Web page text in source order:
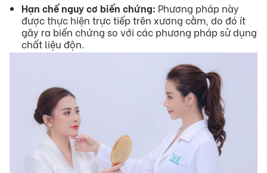
Hạn chế nguy cơ biến chứng: Phương pháp này
được thực hiện trực tiếp trên xương cằm, do đó ít
gây ra biến chứng so với các phương pháp sử dụng
chất liệu độn.